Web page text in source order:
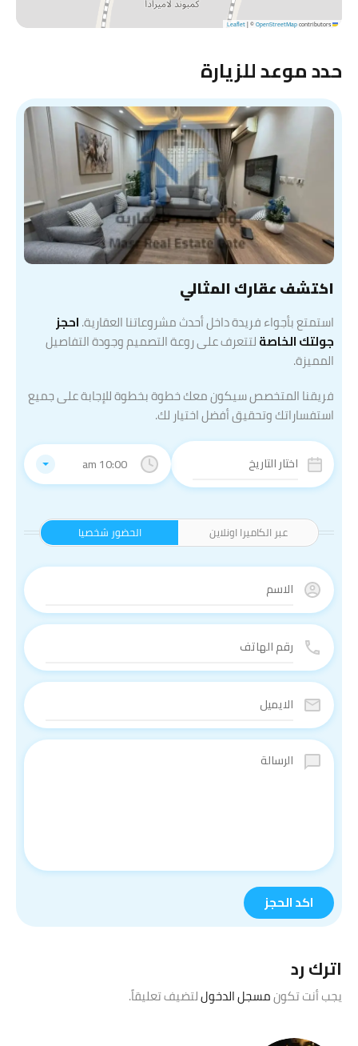
Leaflet
|©OpenStreetMapcontributors
حدد موعد للزيارة
10:00 am
الحضور شخصيا عبر الكاميرا اونلاين
اكتشف عقارك المثالي
استمتع بأجواء فريدة داخل أحدث مشروعاتنا العقارية.احجز
جولتك الخاصةلتتعرف على روعة التصميم وجودة التفاصيل
المميزة.
فريقنا المتخصص سيكون معك خطوة بخطوة للإجابة على جميع
استفساراتك وتحقيق أفضل اختيار لك.
اترك رد
يجب أنت تكونمسجل الدخوللتضيف تعليقاً.